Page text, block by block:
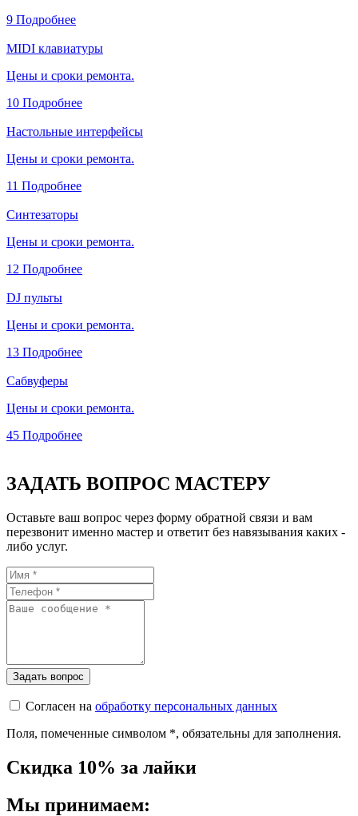
9 Подробнее
MIDI клавиатуры
Цены и сроки ремонта.
10 Подробнее
Настольные интерфейсы
Цены и сроки ремонта.
11 Подробнее
Синтезаторы
Цены и сроки ремонта.
12 Подробнее
DJ пульты
Цены и сроки ремонта.
13 Подробнее
Сабвуферы
Цены и сроки ремонта.
45 Подробнее
ЗАДАТЬ ВОПРОС МАСТЕРУ
Оставьте ваш вопрос через форму обратной связи и вам
перезвонит именно мастер и ответит без навязывания каких -
либо услуг.
Согласен на обработку персональных данных
Поля, помеченные символом *, обязательны для заполнения.
Скидка 10% за лайки
Мы принимаем: